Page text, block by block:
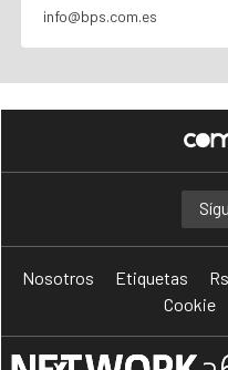
info@bps.com.es
Nosotros Etiquetas
Cookie